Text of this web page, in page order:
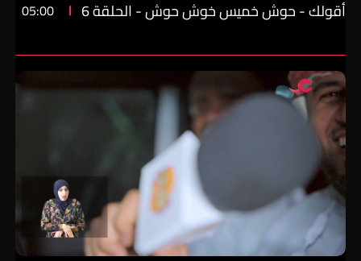
أقولك - حوش خميس خوش حوش - الحلقة 6 05:00